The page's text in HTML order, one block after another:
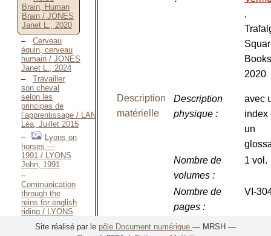
Brain, Human
Brain / JONES
Janet L., 2020
Cerveau
équin, cerveau
humain / JONES
Janet L., 2024
Travailler
son cheval
selon les
principes de
l’apprentissage / LANSADE
Léa, Juillet 2015
Lyons on
horses —
1991 / LYONS
John, 1991
Communication
through the
reins for english
riding / LYONS
,
2020
Description
matérielle
Description
physique:
avec
index
un
Nombre de
volumes:
1 vol.
Nombre de
pages:
VI-
Dimensions:
Site réalisé par le pôle Document numérique — MRSH —